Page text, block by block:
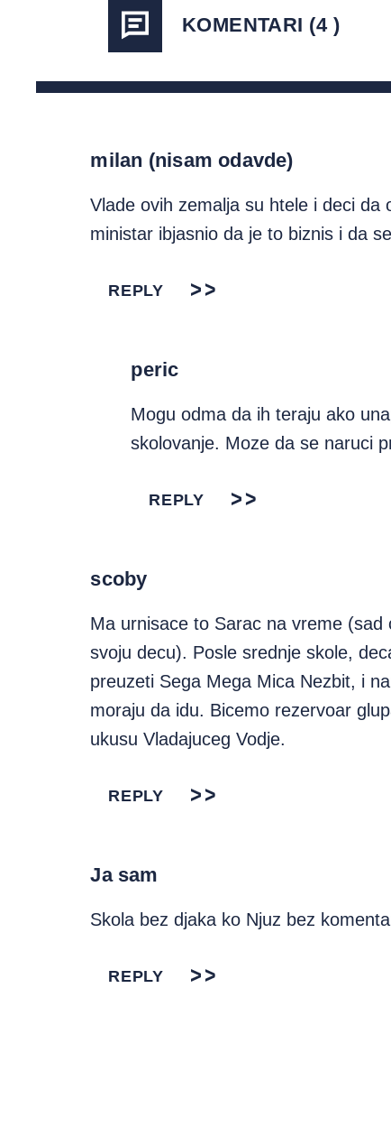
KOMENTARI (4 )
milan (nisam odavde)
Vlade ovih zemalja su htele i deci da
ministar ibjasnio da je to biznis i da
REPLY
peric
Mogu odma da ih teraju ako
skolovanje. Moze da se naruci
REPLY
scoby
Ma urnisace to Sarac na vreme
svoju decu). Posle srednje skole,
preuzeti Sega Mega Mica Nezbit, i
moraju da idu. Bicemo rezervoar
ukusu Vladajuceg Vodje.
REPLY
Ja sam
Skola bez djaka ko Njuz bez
REPLY